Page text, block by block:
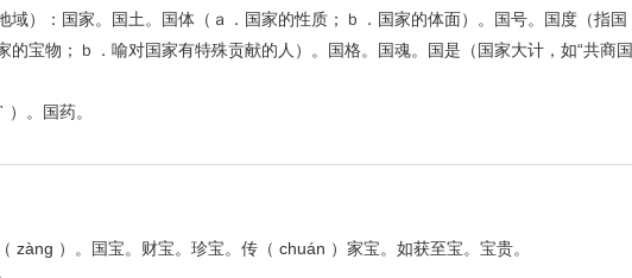
域）：国家。国土。国体（ａ．国家的性质；ｂ．国家的体面）。国号。国度（指国
宝物；ｂ．喻对国家有特殊贡献的人）。国格。国魂。国是（国家大计，如“共商国
。国药。
zàng ）。国宝。财宝。珍宝。传（ chuán ）家宝。如获至宝。宝贵。